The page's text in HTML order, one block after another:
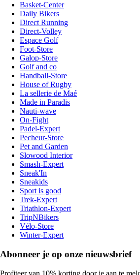
Basket-Center
Daily Bikers
Direct Running
Direct-Volley
Espace Golf
Foot-Store
Galop-Store
Golf and co
Handball-Store
House of Rugby
La sellerie de Maé
Made in Paradis
Nauti-wave
On-Fight
Padel-Expert
Pecheur-Store
Pet and Garden
Slowood Interior
Smash-Expert
Sneak'In
Sneakids
Sport is good
Trek-Expert
Triathlon-Expert
TripNBikers
Vélo-Store
Winter-Expert
Abonneer je op onze nieuwsbrief
Profiteer van 10% korting door je aan te